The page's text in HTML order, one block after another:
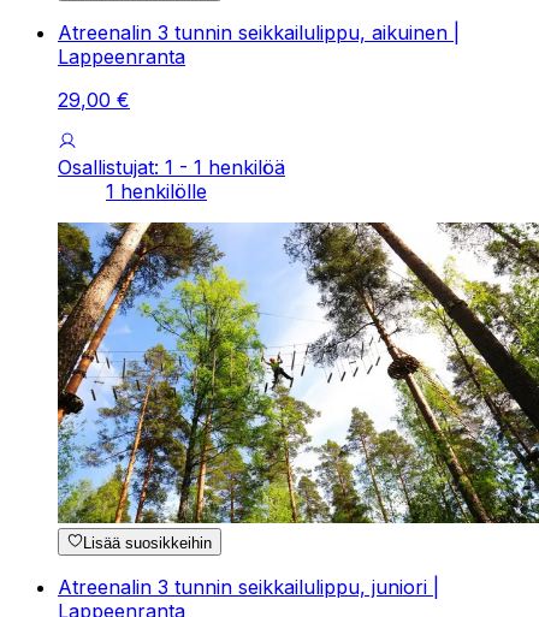
Atreenalin 3 tunnin seikkailulippu, aikuinen |
Lappeenranta
29,00 €
Osallistujat: 1 - 1 henkilöä
1 henkilölle
Lisää suosikkeihin
Atreenalin 3 tunnin seikkailulippu, juniori |
Lappeenranta